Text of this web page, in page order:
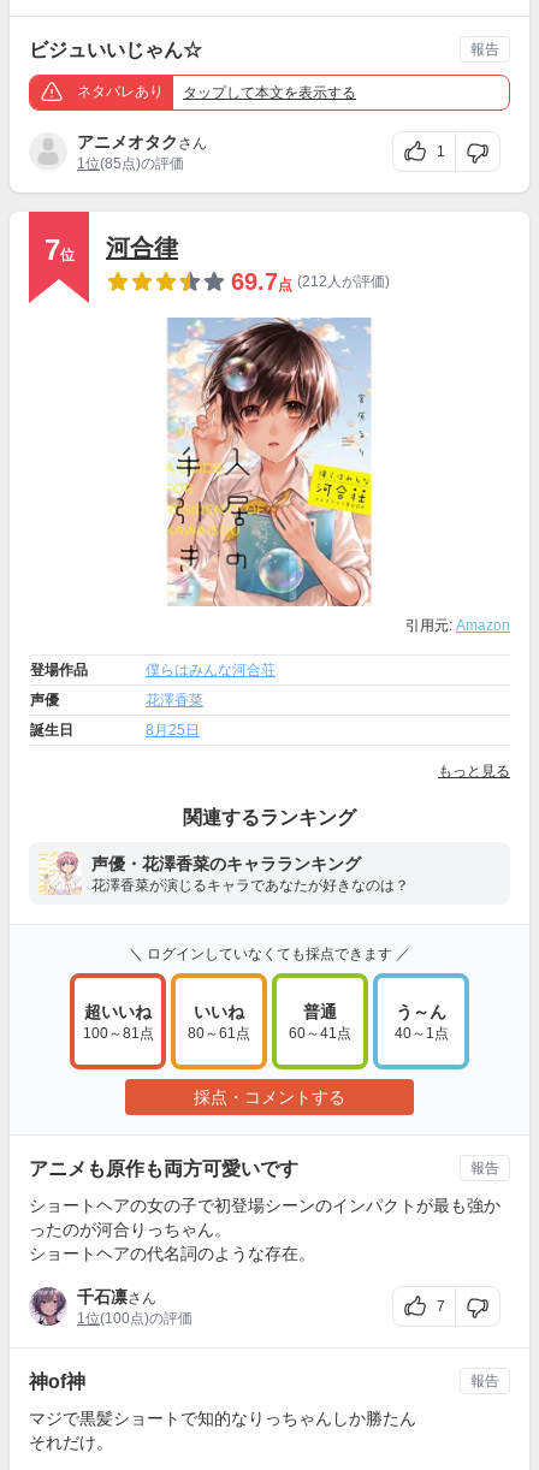
ビジュいいじゃん☆
ネタバレあり タップして本文を表示する
アニメオタク さん
1位(85点)の評価
1
報告
7位
河合律
69.7点 (212人が評価)
引用元: Amazon
登場作品
僕らはみんな河合荘
声優
花澤香菜
誕生日
8月25日
もっと見る
関連するランキング
声優・花澤香菜のキャラランキング
花澤香菜が演じるキャラであなたが好きなのは？
＼ ログインしていなくても採点できます ／
超いいね
100～81点
いいね
80～61点
普通
60～41点
う～ん
40～1点
採点・コメントする
アニメも原作も両方可愛いです
ショートヘアの女の子で初登場シーンのインパクトが最も強か
ったのが河合りっちゃん。
ショートヘアの代名詞のような存在。
千石凛さん
1位(100点)の評価
7
報告
神of神
マジで黒髪ショートで知的なりっちゃんしか勝たん
それだけ。
報告